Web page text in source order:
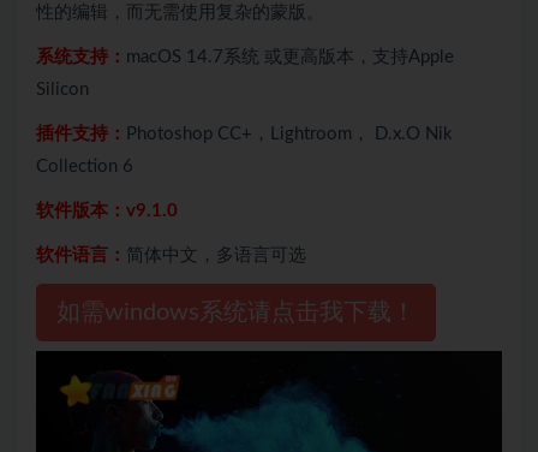
性的编辑，而无需使用复杂的蒙版。
系统支持： macOS 14.7系统 或更高版本，支持Apple
Silicon
插件支持： Photoshop CC+，Lightroom， D.x.O Nik
Collection 6
软件版本：v9.1.0
软件语言： 简体中文，多语言可选
如需windows系统请点击我下载！